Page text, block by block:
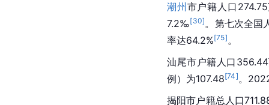
潮州 市户籍人口
7.2‰[30]。第七次全国
率达64.2%[75]。
汕尾市 户籍人口
例）为107.48[74]。
揭阳市户籍总人口